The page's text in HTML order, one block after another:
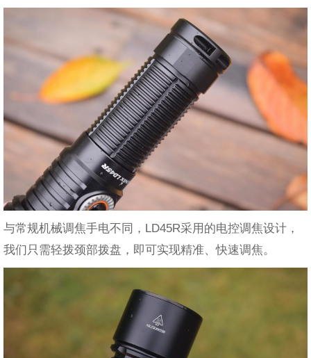
与常规机械调焦手电不同，LD45R采用的电控调焦设计，
我们只需轻拨颈部拨盘，即可实现精准、快速调焦。